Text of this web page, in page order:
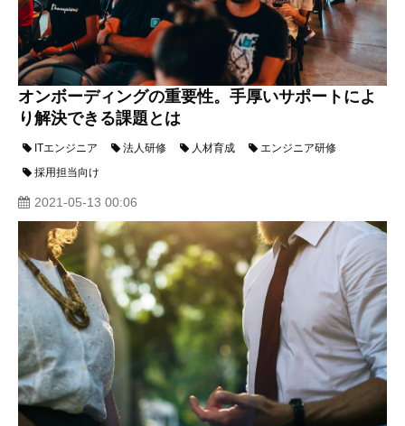
オンボーディングの重要性。手厚いサポートによ
り解決できる課題とは
ITエンジニア 法人研修 人材育成
エンジニア研修
採用担当向け
2021-05-13 00:06